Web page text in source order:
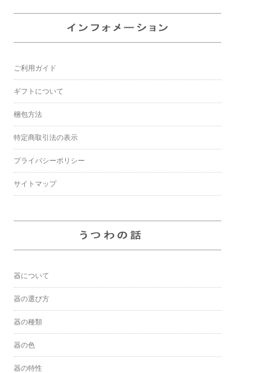
ご利用ガイド
ギフトについて
梱包方法
特定商取引法の表示
プライバシーポリシー
サイトマップ
器について
器の選び方
器の種類
器の色
器の特性